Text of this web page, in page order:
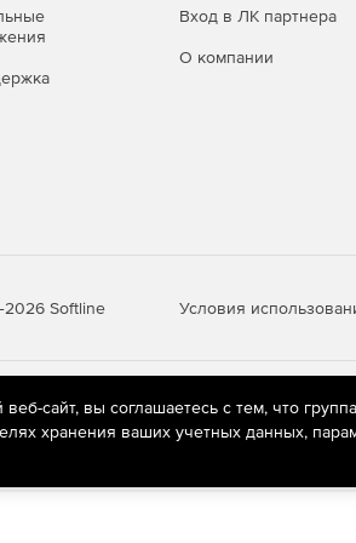
администрирования, понятный
позволяет масштабироваться вместе с
ИБ, соответствовать внутренним SLO и
сценарии восстановления и
внутренним, так и внешним требованиям
Вход в ЛК партнера
О компании
Softline Условия
технологии
пользователей сети «Интернет»,
сайт, вы соглашаетесь с тем, что
хранения ваших учетных данных,